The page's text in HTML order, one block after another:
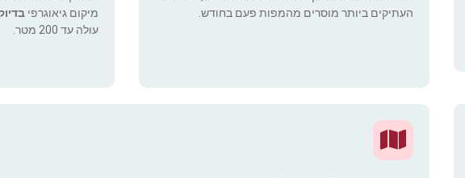
העתיקים ביותר מוסרים מהמפות פעם בחודש.
מיקום גיאוגרפי בדיוק
עולה עד 200 מטר.